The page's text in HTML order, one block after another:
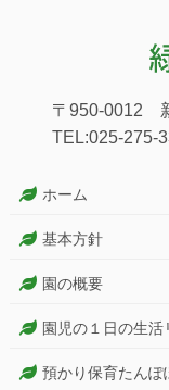
〒950-0012
TEL:025-275-
ホーム
基本方針
園の概要
園児の１日の生
預かり保育たんぽ